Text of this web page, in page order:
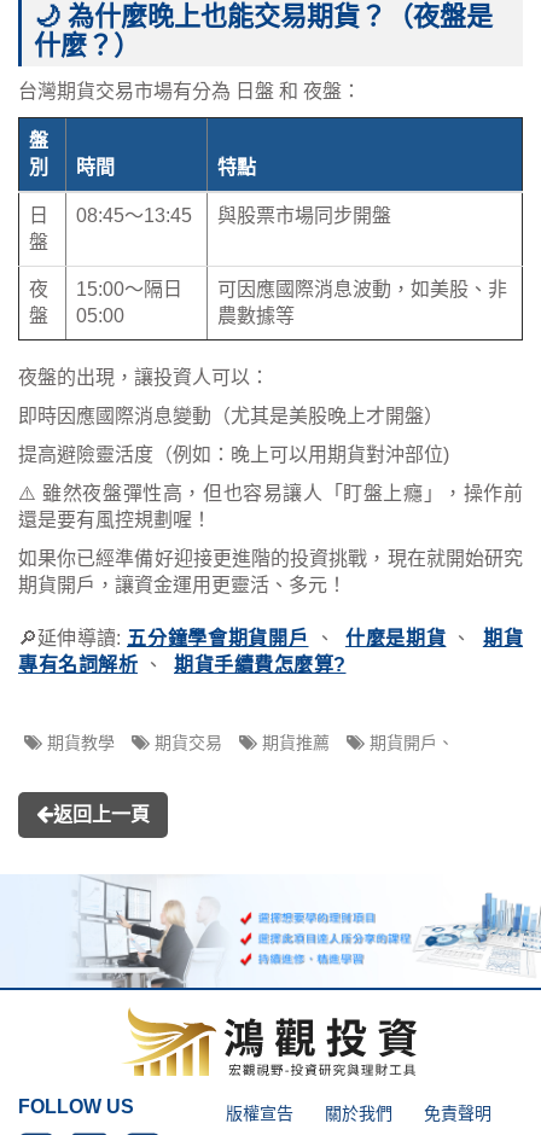
🌙 為什麼晚上也能交易期貨？（夜盤是
什麼？）
台灣期貨交易市場有分為 日盤 和 夜盤：
盤
別
時間 特點
日
盤
08:45～13:45 與股票市場同步開盤
夜
盤
15:00～隔日
05:00
可因應國際消息波動，如美股、非
農數據等
夜盤的出現，讓投資人可以：
即時因應國際消息變動（尤其是美股晚上才開盤）
提高避險靈活度（例如：晚上可以用期貨對沖部位)
⚠️ 雖然夜盤彈性高，但也容易讓人「盯盤上癮」，操作前
還是要有風控規劃喔！
如果你已經準備好迎接更進階的投資挑戰，現在就開始研究
期貨開戶，讓資金運用更靈活、多元！
🔎延伸導讀: 五分鐘學會期貨開戶 、 什麼是期貨 、
期貨
專有名詞解析
、 期貨手續費怎麼算?
期貨教學 期貨交易 期貨推薦 期貨開戶、
返回上一頁
FOLLOW US 版權宣告 關於我們 免責聲明